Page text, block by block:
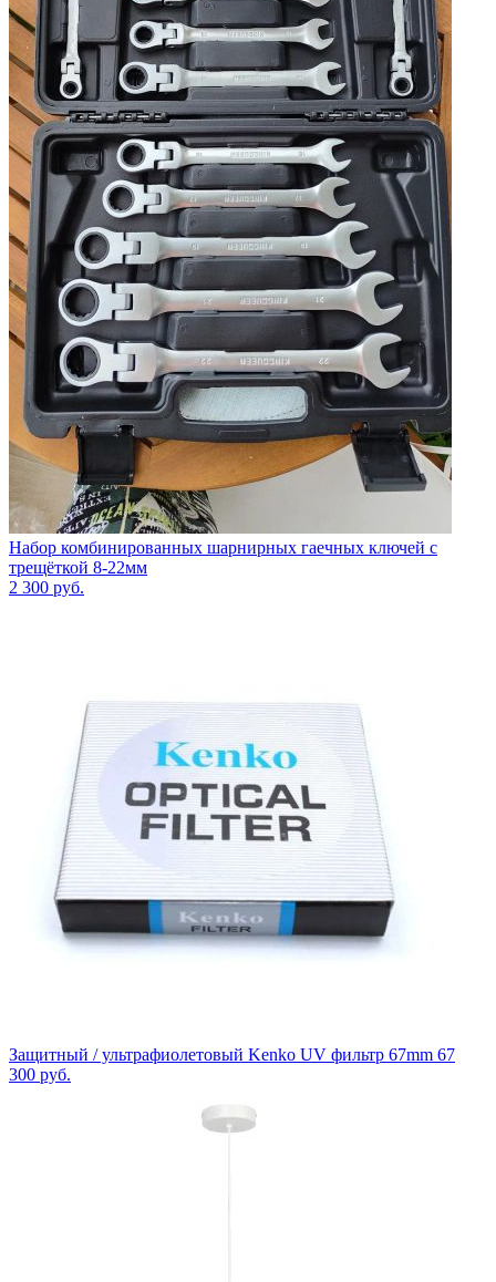
Набор комбинированных шарнирных гаечных ключей с
трещёткой 8-22мм
2 300 руб.
Защитный / ультрафиолетовый Kenko UV фильтр 67mm 67
300 руб.